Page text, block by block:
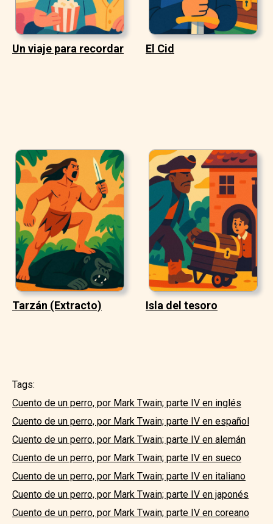
Un viaje para recordar El Cid
Tarzán (Extracto) Isla del tesoro
Tags:
Cuento de un perro, por Mark Twain; parte IV en inglés
Cuento de un perro, por Mark Twain; parte IV en español
Cuento de un perro, por Mark Twain; parte IV en alemán
Cuento de un perro, por Mark Twain; parte IV en sueco
Cuento de un perro, por Mark Twain; parte IV en italiano
Cuento de un perro, por Mark Twain; parte IV en japonés
Cuento de un perro, por Mark Twain; parte IV en coreano